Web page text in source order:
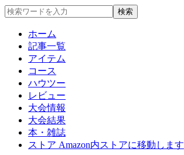
ホーム
記事一覧
アイテム
コース
ハウツー
レビュー
大会情報
大会結果
本・雑誌
ストア Amazon内ストアに移動します